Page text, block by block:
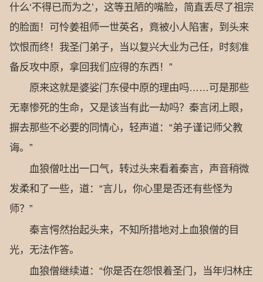
什么‘不得已而为之’，这等丑陋的嘴脸，简直丢尽了祖宗
的脸面！可怜姜祖师一世英名，竟被小人陷害，到头来
饮恨而终！我圣门弟子，当以复兴大业为己任，时刻准
备反攻中原，拿回我们应得的东西！”
原来这就是婆娑门东侵中原的理由吗……可是那些
无辜惨死的生命，又是该当有此一劫吗？秦言闭上眼，
摒去那些不必要的同情心，轻声道：“弟子谨记师父教
诲。”
血狼僧吐出一口气，转过头来看着秦言，声音稍微
发柔和了一些，道：“言儿，你心里是否还有些怪为
师？”
秦言愕然抬起头来，不知所措地对上血狼僧的目
光，无法作答。
血狼僧继续道：“你是否在怨恨着圣门，当年归林庄